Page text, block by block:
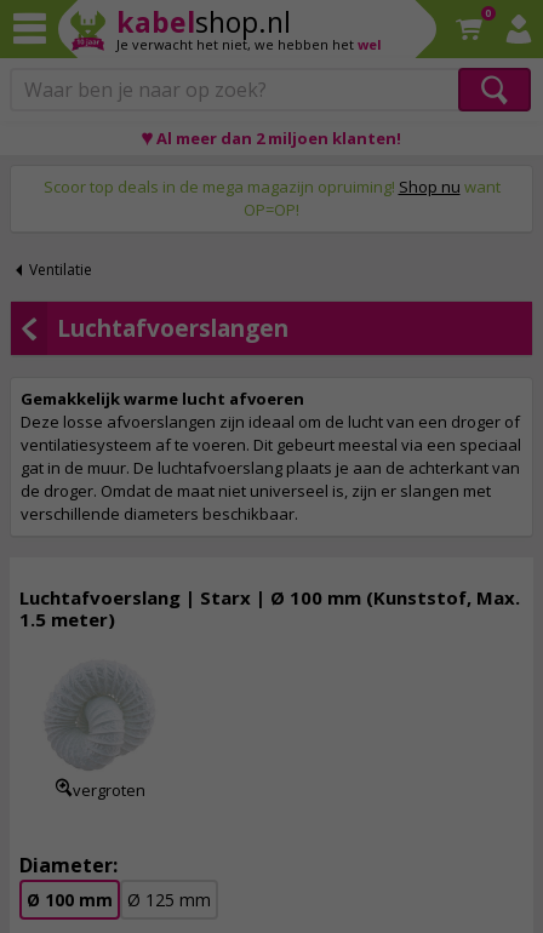
kabelshop.nl
Je verwacht het niet, we hebben het wel
0
♥ Al meer dan 2 miljoen klanten!
Scoor top deals in de mega magazijn opruiming! Shop nu want
OP=OP!
Ventilatie
Luchtafvoerslangen
Gemakkelijk warme lucht afvoeren
Deze losse afvoerslangen zijn ideaal om de lucht van een droger of
ventilatiesysteem af te voeren. Dit gebeurt meestal via een speciaal
gat in de muur. De luchtafvoerslang plaats je aan de achterkant van
de droger. Omdat de maat niet universeel is, zijn er slangen met
verschillende diameters beschikbaar.
Luchtafvoerslang | Starx | Ø 100 mm (Kunststof, Max.
1.5 meter)
vergroten
Diameter:
Ø 100 mm Ø 125 mm